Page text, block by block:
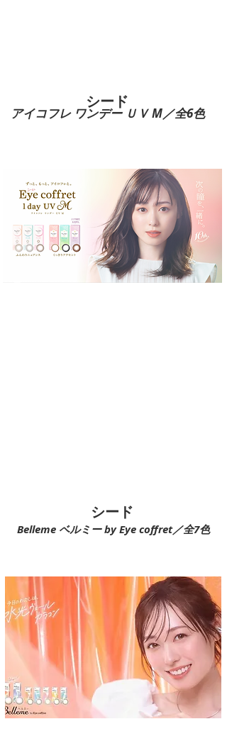
アイコフレ ワンデー ＵＶ M／全6色
​シード
​シード
Belleme ベルミー by Eye coffret／全7色